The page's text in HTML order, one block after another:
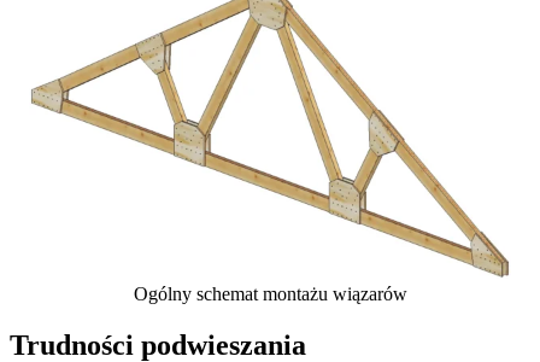
Ogólny schemat montażu wiązarów
Trudności podwieszania